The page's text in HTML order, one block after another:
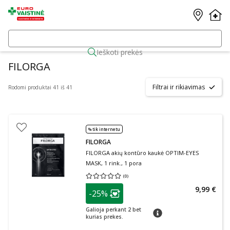
Ieškoti prekės
FILORGA
Rodomi produktai 41 iš 41 Filtrai ir rikiavimas
% tik internetu
FILORGA
FILORGA akių kontūro kaukė OPTIM-EYES
MASK, 1 rink., 1 pora
(0)
Vidutinis įvertinimas 0.00
patarimas
Lojalumo klubo narių nuolaida
-25%
Galioja perkant 2 bet
kurias prekes.
patarimas
9,99 €